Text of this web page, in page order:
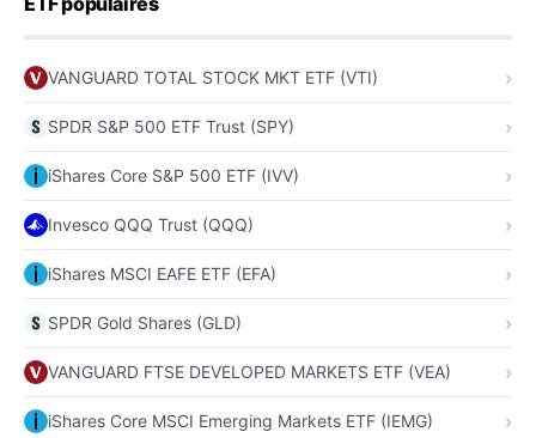
VANGUARD TOTAL STOCK MKT ETF (VTI)
SPDR S&P 500 ETF Trust (SPY)
iShares Core S&P 500 ETF (IVV)
Invesco QQQ Trust (QQQ)
iShares MSCI EAFE ETF (EFA)
SPDR Gold Shares (GLD)
VANGUARD FTSE DEVELOPED MARKETS ETF (VEA)
iShares Core MSCI Emerging Markets ETF (IEMG)